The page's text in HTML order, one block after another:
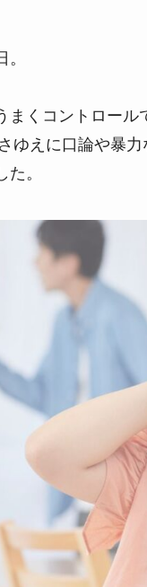
くコントロール
えに口論や暴力
。